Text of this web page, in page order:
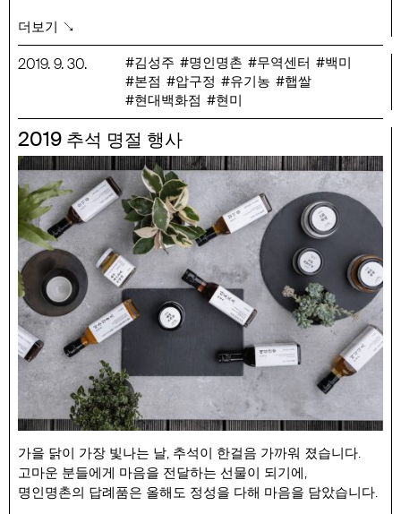
도정하여 바로 전달 드립니다.
예약 주문 기간 : 9/30 (월) ~ 상시
예약 수령일 : 주문일의 차주 토요일부터 주문 매장 수령 가능
판매 가격 : 유기농 햅쌀 2kg(현미 또는 백미) 20,000원
더보기 ↘
2019.9.30. 김성주 명인명촌 무역센터
백미
본점
압구정 유기농
햅쌀
현대백화점
현미
2019 추석 명절 행사
가을 닭이 가장 빛나는 날, 추석이 한걸음 가까워 졌습니다.
고마운 분들에게 마음을 전달하는 선물이 되기에,
명인명촌의 답례품은 올해도 정성을 다해 마음을 담았습니다.